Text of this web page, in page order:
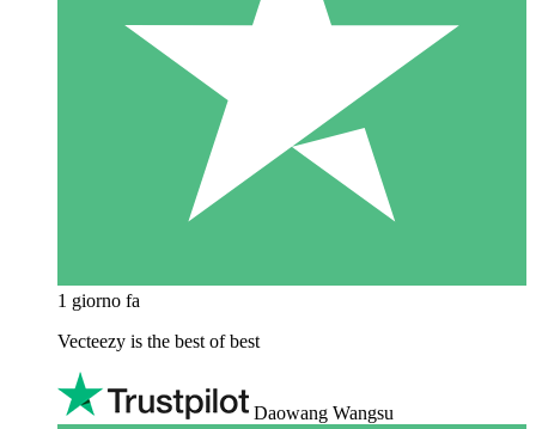
1 giorno fa
Vecteezy is the best of best
Daowang Wangsu